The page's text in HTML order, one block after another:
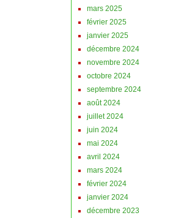
mars 2025
février 2025
janvier 2025
décembre 2024
novembre 2024
octobre 2024
septembre 2024
août 2024
juillet 2024
juin 2024
mai 2024
avril 2024
mars 2024
février 2024
janvier 2024
décembre 2023